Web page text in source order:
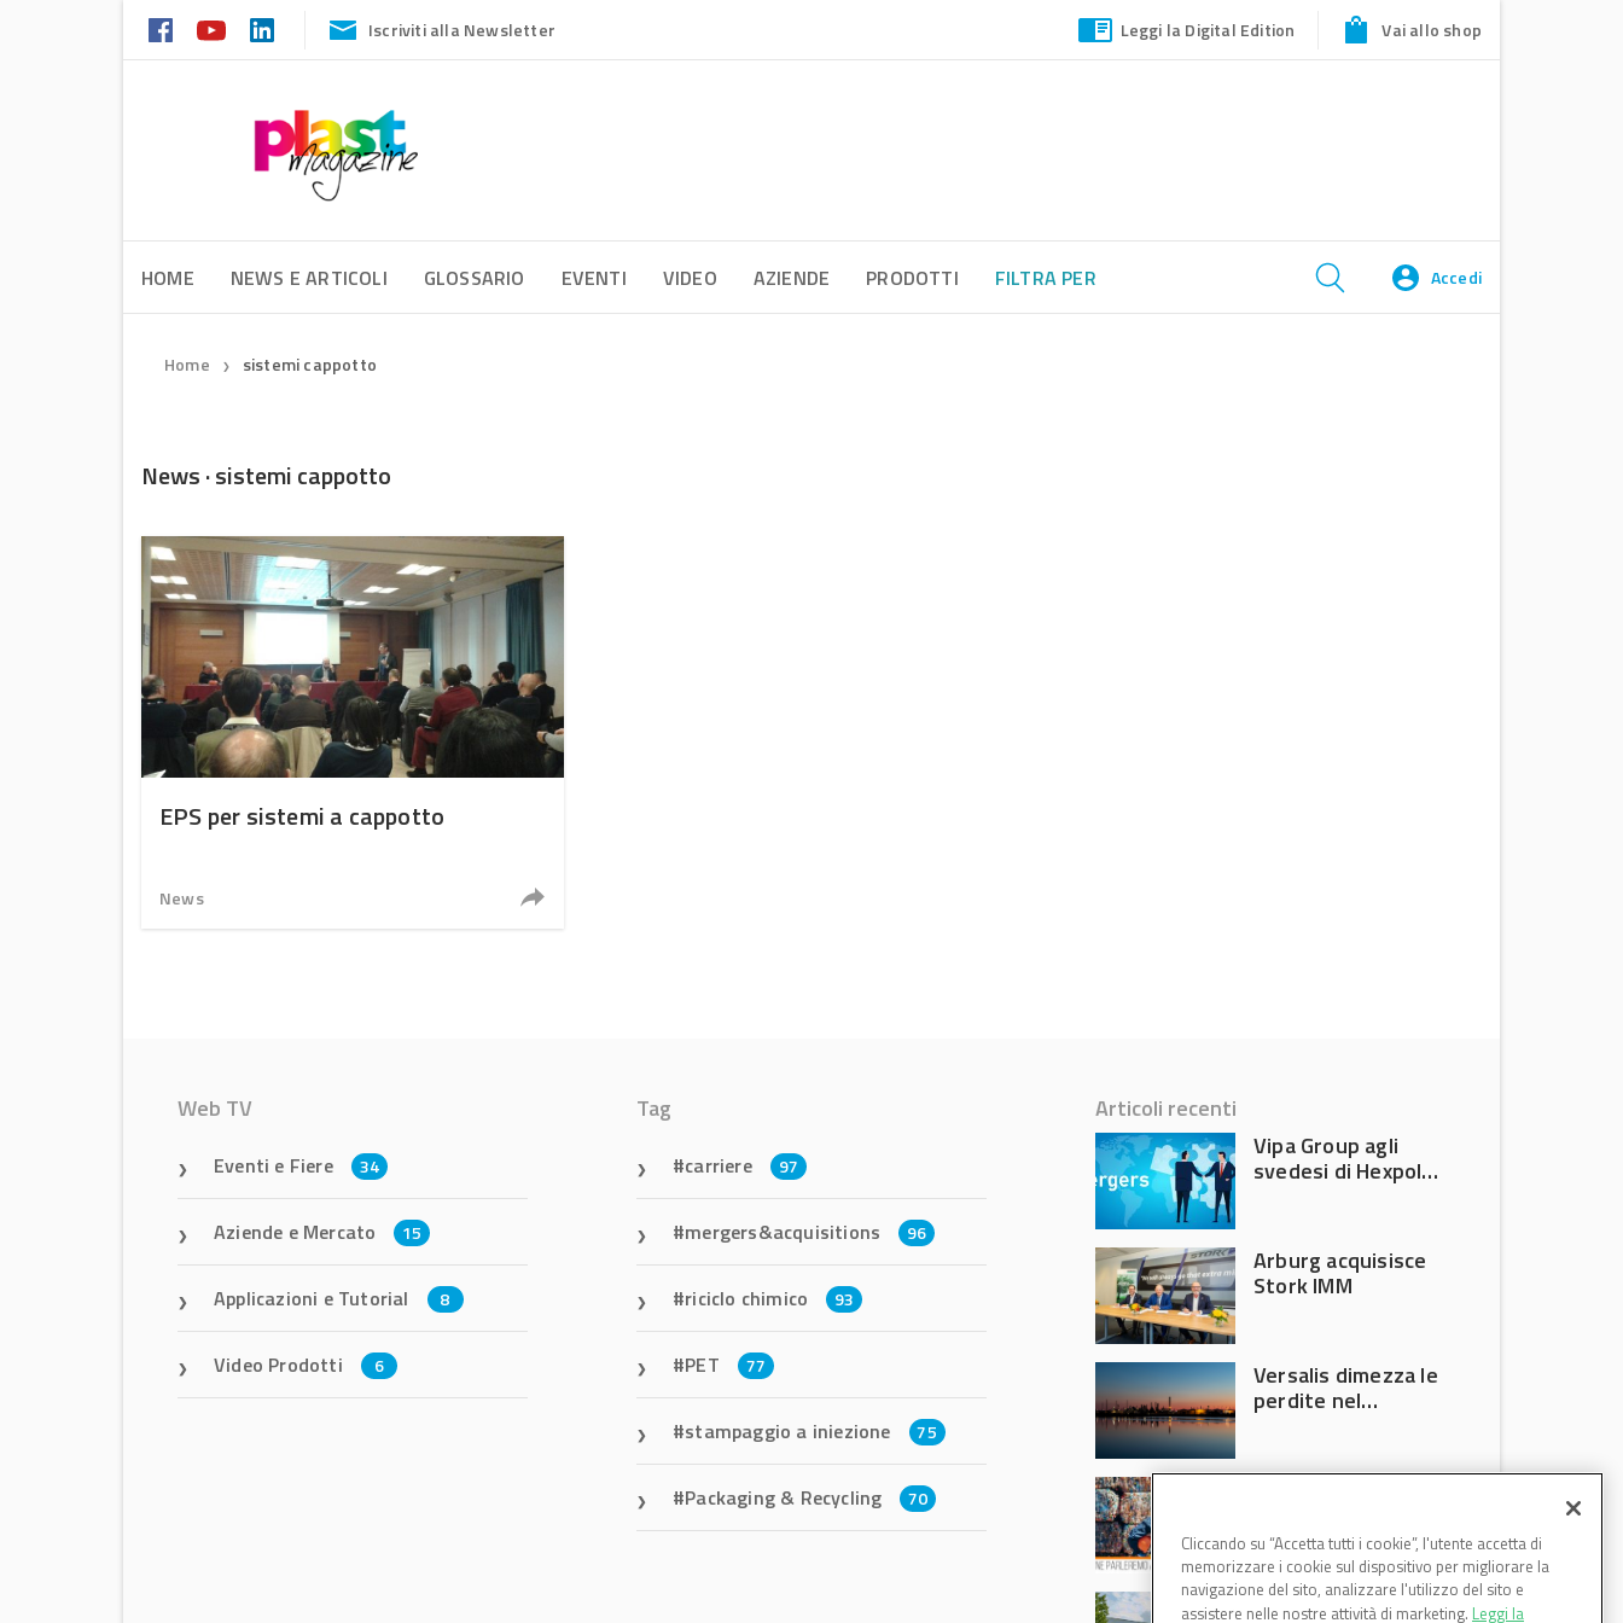
Iscriviti alla Newsletter Leggi la Digital Edition Vai allo shop
HOME NEWS E ARTICOLI GLOSSARIO EVENTI VIDEO AZIENDE PRODOTTI FILTRA PER Accedi
Home ❯ sistemi cappotto
News · sistemi cappotto
EPS per sistemi a cappotto
News
Web TV
Eventi e Fiere 34
Aziende e Mercato 15
Applicazioni e Tutorial 8
Video Prodotti 6
Tag
carriere 97
mergers&acquisitions 96
riciclo chimico 93
PET 77
stampaggio a iniezione 75
Packaging & Recycling 70
Articoli recenti
Vipa Group agli
svedesi di Hexpol
Arburg acquisisce
Stork IMM
Versalis dimezza le
perdite nel
chiedono
intervento del
Governo
Basf Italia cresce
Cliccando su “Accetta tutti i cookie”, l'utente accetta di
memorizzare i cookie sul dispositivo per migliorare la
navigazione del sito, analizzare l'utilizzo del sito e
assistere nelle nostre attività di marketing. Leggi la